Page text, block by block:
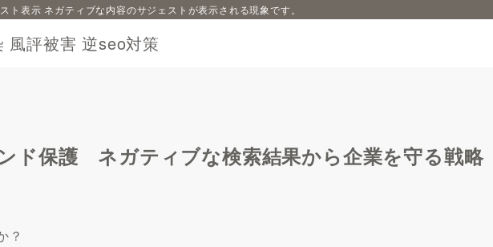
風評被害 逆seo対策
表示 ネガティブな内容のサジェストが表示される現象です。
ド保護 ネガティブな検索結果から企業を守る戦略
？